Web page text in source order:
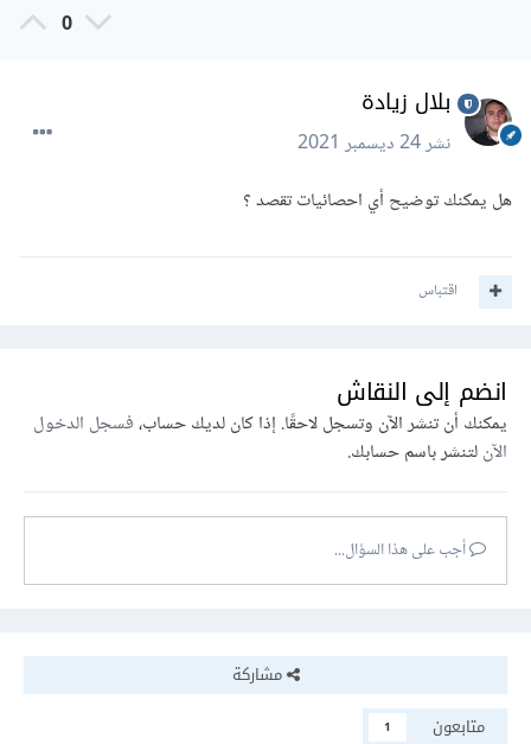
0
بلال زيادة
نشر24 ديسمبر 2021
هل يمكنك توضيح أي احصائيات تقصد ؟
اقتباس
انضم إلى النقاش
يمكنك أن تنشر الآن وتسجل لاحقًا. إذا كان لديك حساب،فسجل الدخول
الآنلتنشر باسم حسابك.
أجب على هذا السؤال...
مشاركة
متابعون
1